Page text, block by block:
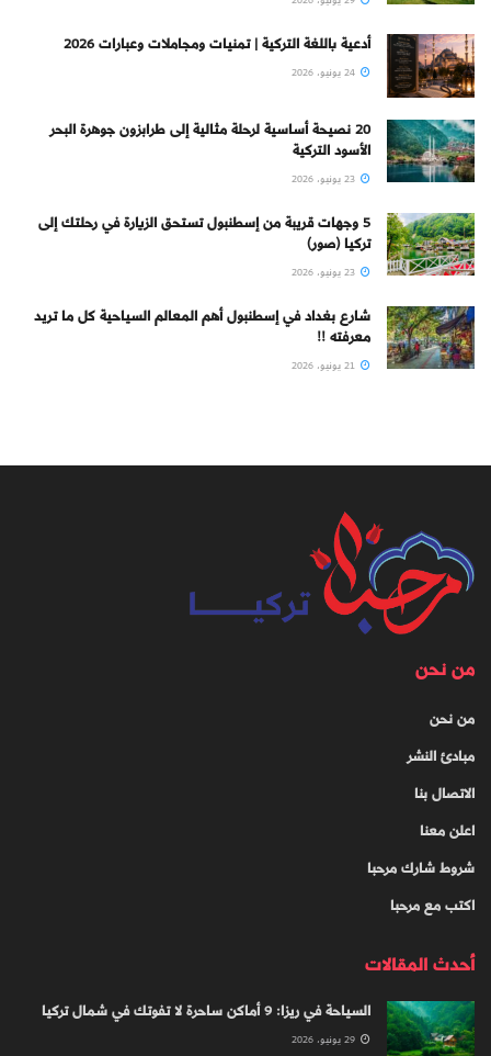
أدعية باللغة التركية | تمنيات ومجاملات وعبارات 2026
20 نصيحة أساسية لرحلة مثالية إلى طرابزون جوهرة البحر
الأسود التركية
5 وجهات قريبة من إسطنبول تستحق الزيارة في رحلتك إلى
تركيا (صور)
شارع بغداد في إسطنبول أهم المعالم السياحية كل ما تريد
معرفته !!
من نحن
من نحن
مبادئ النشر
الاتصال بنا
اعلن معنا
شروط شارك مرحبا
اكتب مع مرحبا
أحدث المقالات
السياحة في ريزا: 9 أماكن ساحرة لا تفوتك في شمال تركيا